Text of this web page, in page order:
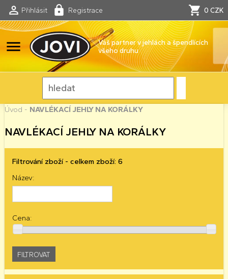
Přihlásit Registrace 0 CZK
menu
Váš partner v jehlách a špendlících
všeho druhu
Úvod - NAVLÉKACÍ JEHLY NA KORÁLKY
NAVLÉKACÍ JEHLY NA KORÁLKY
Filtrování zboží - celkem zboží: 6
Název:
Cena: